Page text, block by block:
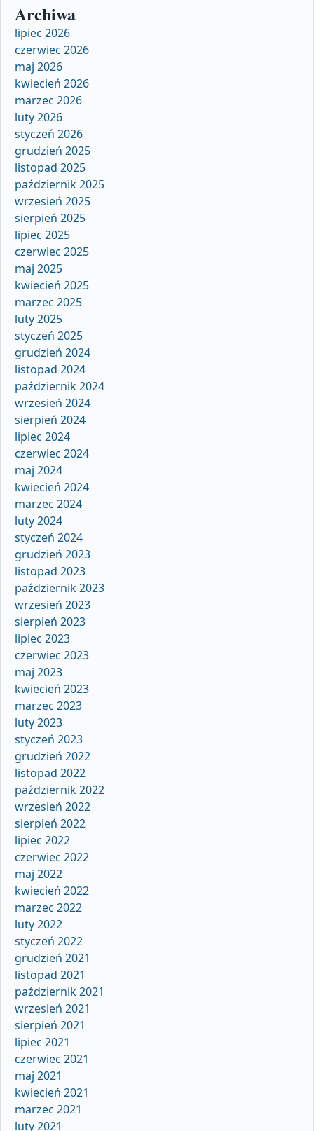
Archiwa
lipiec 2026
czerwiec 2026
maj 2026
kwiecień 2026
marzec 2026
luty 2026
styczeń 2026
grudzień 2025
listopad 2025
październik 2025
wrzesień 2025
sierpień 2025
lipiec 2025
czerwiec 2025
maj 2025
kwiecień 2025
marzec 2025
luty 2025
styczeń 2025
grudzień 2024
listopad 2024
październik 2024
wrzesień 2024
sierpień 2024
lipiec 2024
czerwiec 2024
maj 2024
kwiecień 2024
marzec 2024
luty 2024
styczeń 2024
grudzień 2023
listopad 2023
październik 2023
wrzesień 2023
sierpień 2023
lipiec 2023
czerwiec 2023
maj 2023
kwiecień 2023
marzec 2023
luty 2023
styczeń 2023
grudzień 2022
listopad 2022
październik 2022
wrzesień 2022
sierpień 2022
lipiec 2022
czerwiec 2022
maj 2022
kwiecień 2022
marzec 2022
luty 2022
styczeń 2022
grudzień 2021
listopad 2021
październik 2021
wrzesień 2021
sierpień 2021
lipiec 2021
czerwiec 2021
maj 2021
kwiecień 2021
marzec 2021
luty 2021